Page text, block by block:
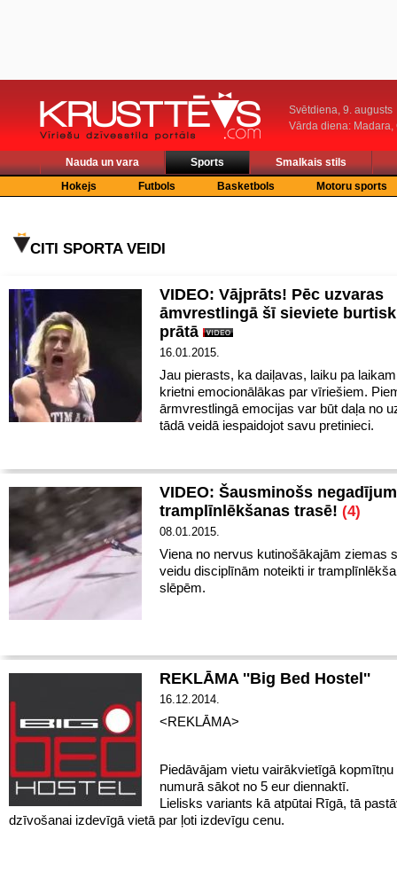
Svētdiena, 9. augusts
Vārda diena: Madara,
Nauda un vara Sports
Smalkais stils
Hokejs
Futbols Basketbols Motoru sports
CITI SPORTA VEIDI
VIDEO: Vājprāts! Pēc uzvaras
āmvrestlingā šī sieviete
prātā
16.01.2015.
Jau pierasts, ka daiļavas, laiku pa
krietni emocionālākas par vīriešiem.
ārmvrestlingā emocijas var būt daļa no
tādā veidā iespaidojot savu pretinieci.
VIDEO: Šausminošs
tramplīnlēkšanas trasē! (4)
08.01.2015.
Viena no nervus kutinošākajām ziemas
veidu disciplīnām noteikti ir
slēpēm.
REKLĀMA ''Big Bed Hostel''
16.12.2014.
<REKLĀMA>
Piedāvājam vietu vairākvietīgā kopmītņu
numurā sākot no 5 eur diennaktī.
Lielisks variants kā atpūtai Rīgā, tā
dzīvošanai izdevīgā vietā par ļoti izdevīgu cenu.